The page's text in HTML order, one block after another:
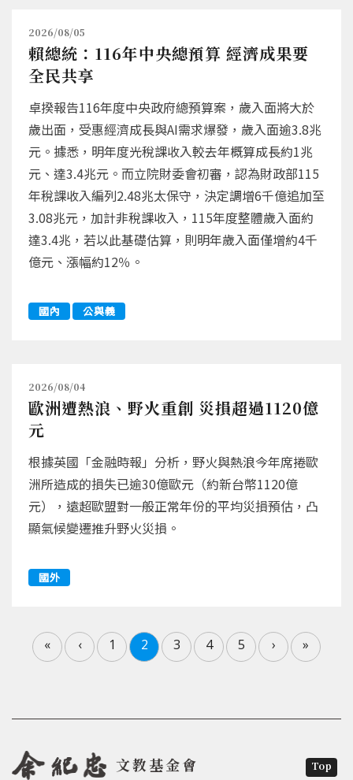
2026/08/05
賴總統：116年中央總預算 經濟成果要
全民共享
卓揆報告116年度中央政府總預算案，歲入面將大於
歲出面，受惠經濟成長與AI需求爆發，歲入面逾3.8兆
元。據悉，明年度光稅課收入較去年概算成長約1兆
元、達3.4兆元。而立院財委會初審，認為財政部115
年稅課收入編列2.48兆太保守，決定調增6千億追加至
3.08兆元，加計非稅課收入，115年度整體歲入面約
達3.4兆，若以此基礎估算，則明年歲入面僅增約4千
億元、漲幅約12％。
國內 公與義
2026/08/04
歐洲遭熱浪、野火重創 災損超過1120億
元
根據英國「金融時報」分析，野火與熱浪今年席捲歐
洲所造成的損失已逾30億歐元（約新台幣1120億
元），遠超歐盟對一般正常年份的平均災損預估，凸
顯氣候變遷推升野火災損。
國外
« ‹ 1 2 3 4 5 › »
文教基金會 Top